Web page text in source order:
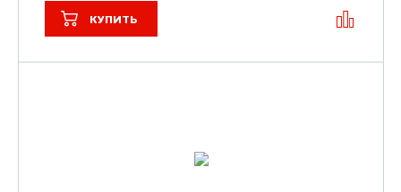
КУПИТЬ